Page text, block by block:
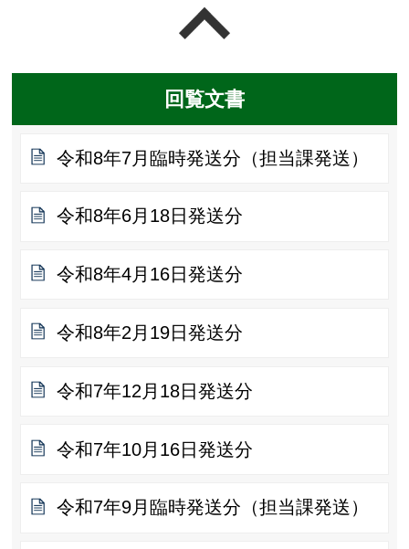
回覧文書
令和8年7月臨時発送分（担当課発送）
令和8年6月18日発送分
令和8年4月16日発送分
令和8年2月19日発送分
令和7年12月18日発送分
令和7年10月16日発送分
令和7年9月臨時発送分（担当課発送）